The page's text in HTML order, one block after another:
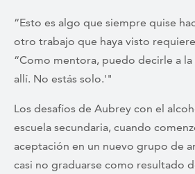
“Esto es algo que siempre quise
otro trabajo que haya visto
“Como mentora, puedo decirle a
allí. No estás solo.'"
Los desafíos de Aubrey con el
escuela secundaria, cuando
aceptación en un nuevo grupo de
casi no graduarse como resultado